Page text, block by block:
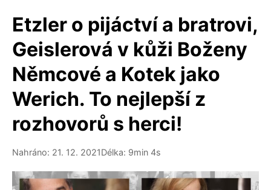
Etzler o pijáctví a bratrovi,
Geislerová v kůži Boženy
Němcové a Kotek jako
Werich. To nejlepší z
rozhovorů s herci!
Nahráno: 21. 12. 2021Délka: 9min 4s